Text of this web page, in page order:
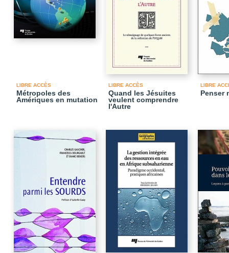
LIBRE ACCÈS
Métropoles des
Amériques en mutation
LIBRE ACCÈS
Quand les Jésuites
veulent comprendre
l'Autre
LIBRE
Penser